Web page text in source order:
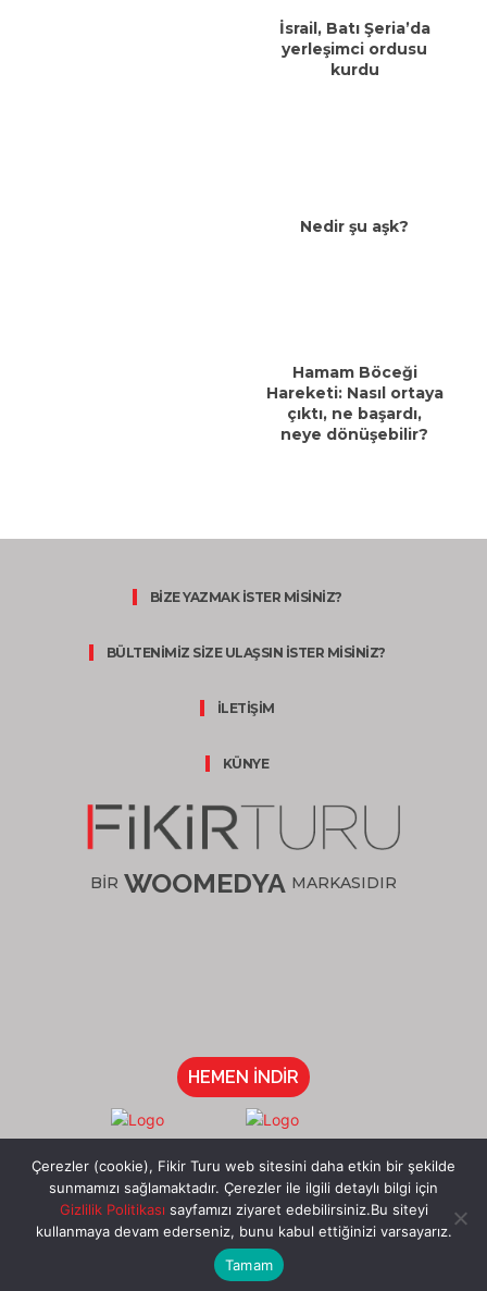
İsrail, Batı Şeria’da
yerleşimci ordusu
kurdu
Nedir şu aşk?
Hamam Böceği
Hareketi: Nasıl ortaya
çıktı, ne başardı,
neye dönüşebilir?
BİZE YAZMAK İSTER MİSİNİZ?
BÜLTENİMİZ SİZE ULAŞSIN İSTER MİSİNİZ?
İLETİŞİM
KÜNYE
BİR WOOMEDYA MARKASIDIR
HEMEN İNDİR
Çerezler (cookie), Fikir Turu web sitesini daha etkin bir şekilde
sunmamızı sağlamaktadır. Çerezler ile ilgili detaylı bilgi için
Gizlilik Politikası sayfamızı ziyaret edebilirsiniz.Bu siteyi
kullanmaya devam ederseniz, bunu kabul ettiğinizi varsayarız.
Tamam